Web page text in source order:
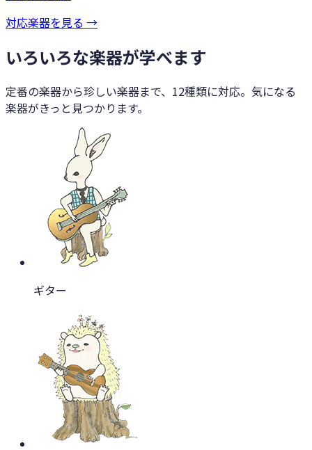
対応楽器を見る →
いろいろな楽器が学べます
定番の楽器から珍しい楽器まで、12種類に対応。気になる
楽器がきっと見つかります。
ギター